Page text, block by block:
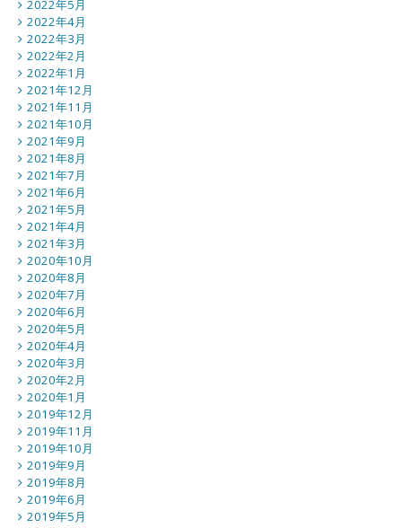
2022年5月
2022年4月
2022年3月
2022年2月
2022年1月
2021年12月
2021年11月
2021年10月
2021年9月
2021年8月
2021年7月
2021年6月
2021年5月
2021年4月
2021年3月
2020年10月
2020年8月
2020年7月
2020年6月
2020年5月
2020年4月
2020年3月
2020年2月
2020年1月
2019年12月
2019年11月
2019年10月
2019年9月
2019年8月
2019年6月
2019年5月